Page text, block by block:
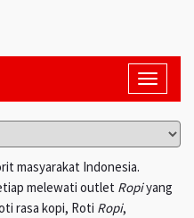
Toggle
masyarakat Indonesia.
melewati outlet Ropiyang
rasa kopi, Roti Ropi,